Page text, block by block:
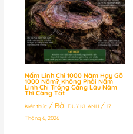
Nấm Linh Chi 1000 Năm Hay Gỗ
1000 Năm? Không Phải Nấm
Linh Chi Trồng Càng Lâu Năm
Thì Càng Tốt
Kiến thức/ Bởi DUY KHANH / 17
Tháng 6, 2026